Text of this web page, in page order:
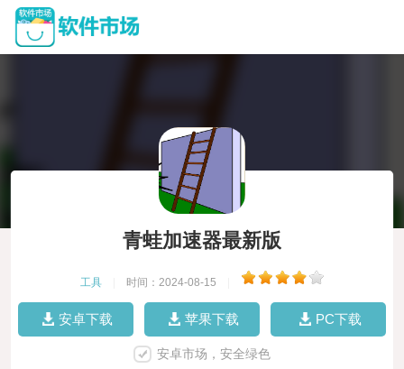
青蛙加速器最新版
工具 时间：2024-08-15
安卓下载 苹果下载 PC下载
安卓市场，安全绿色